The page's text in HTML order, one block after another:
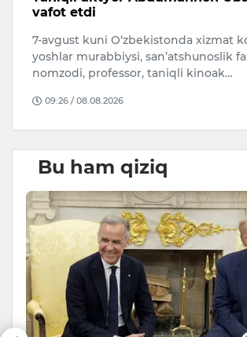
vafot etdi
7-avgust kuni O‘zbekistonda xizmat
yoshlar murabbiysi, san’atshunoslik
nomzodi, professor, taniqli kinoak…
09:26 / 08.08.2026
Bu ham qiziq